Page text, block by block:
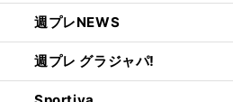
週プレNEWS
週プレ グラジャパ!